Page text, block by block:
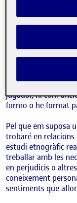
en la que hi puc
en forma
desconeguda per
jugador, ni com
formo o he format
Pel que em suposa
trobaré en
estudi etnogràfic
treballar amb les
en perjudicis o
coneixement
sentiments que